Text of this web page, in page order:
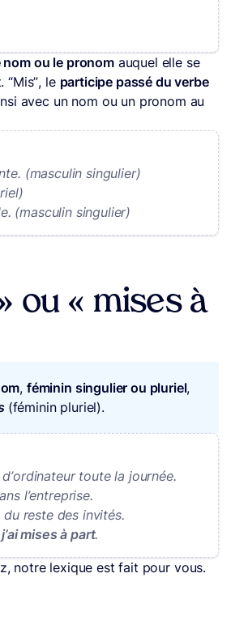
nom ou le pronomauquel elle se
le participe passé du verbe
avec un nom ou un pronom au
(masculin singulier)
(masculin singulier)
ou « mises à
, féminin singulier ou pluriel,
(féminin pluriel).
toute la journée.
l’entreprise.
du reste des invités.
j’ai mises à part.
notre lexique est fait pour vous.